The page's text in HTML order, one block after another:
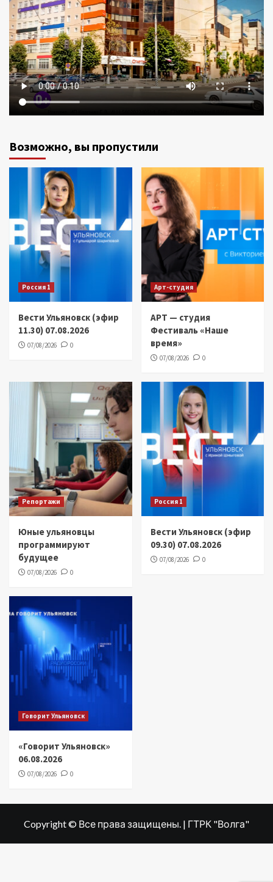
Возможно, вы пропустили
Россия 1
Вести Ульяновск (эфир
11.30) 07.08.2026
07/08/2026 0
Арт-студия
АРТ — студия
Фестиваль «Наше
время»
07/08/2026 0
Репортажи
Юные ульяновцы
программируют
будущее
07/08/2026 0
Россия 1
Вести Ульяновск (эфир
09.30) 07.08.2026
07/08/2026 0
Говорит Ульяновск
«Говорит Ульяновск»
06.08.2026
07/08/2026 0
Copyright © Все права защищены. | ГТРК "Волга"